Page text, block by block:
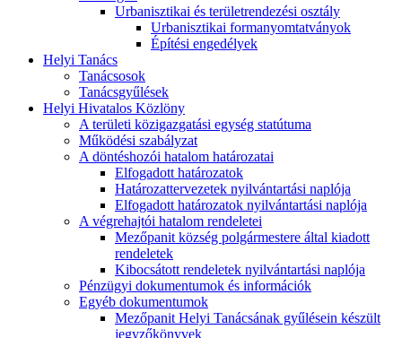
Urbanisztikai és területrendezési osztály
Urbanisztikai formanyomtatványok
Építési engedélyek
Helyi Tanács
Tanácsosok
Tanácsgyűlések
Helyi Hivatalos Közlöny
A területi közigazgatási egység statútuma
Működési szabályzat
A döntéshozói hatalom határozatai
Elfogadott határozatok
Határozattervezetek nyilvántartási naplója
Elfogadott határozatok nyilvántartási naplója
A végrehajtói hatalom rendeletei
Mezőpanit község polgármestere által kiadott
rendeletek
Kibocsátott rendeletek nyilvántartási naplója
Pénzügyi dokumentumok és információk
Egyéb dokumentumok
Mezőpanit Helyi Tanácsának gyűlésein készült
jegyzőkönyvek